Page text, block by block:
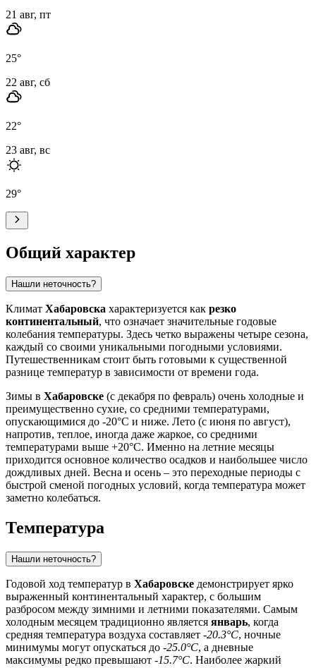
21 авг, пт
25°
22 авг, сб
22°
23 авг, вс
29°
Общий характер
Нашли неточность?
Климат Хабаровска характеризуется как резко
континентальный, что означает значительные годовые
колебания температуры. Здесь четко выражены четыре сезона,
каждый со своими уникальными погодными условиями.
Путешественникам стоит быть готовыми к существенной
разнице температур в зависимости от времени года.
Зимы в Хабаровске (с декабря по февраль) очень холодные и
преимущественно сухие, со средними температурами,
опускающимися до -20°C и ниже. Лето (с июня по август),
напротив, теплое, иногда даже жаркое, со средними
температурами выше +20°C. Именно на летние месяцы
приходится основное количество осадков и наибольшее число
дождливых дней. Весна и осень – это переходные периоды с
быстрой сменой погодных условий, когда температура может
заметно колебаться.
Температура
Нашли неточность?
Годовой ход температур в Хабаровске демонстрирует ярко
выраженный континентальный характер, с большим
разбросом между зимними и летними показателями. Самым
холодным месяцем традиционно является январь, когда
средняя температура воздуха составляет -20.3°C, ночные
минимумы могут опускаться до -25.0°C, а дневные
максимумы редко превышают -15.7°C. Наиболее жаркий